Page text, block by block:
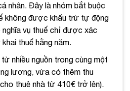
nhân. Đây là nhóm bắt buộc
không được khấu trừ tự động
nghĩa vụ thuế chỉ được xác
thuế hằng năm.
nhiều nguồn trong cùng một
lương, vừa có thêm thu
thuê nhà từ 410€ trở lên).